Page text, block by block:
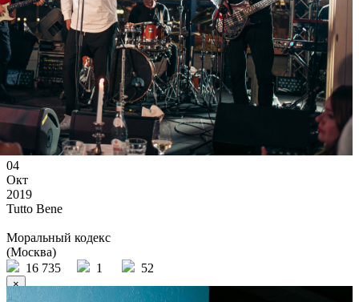
04
Окт
2019
Tutto Bene
Моральный кодекс
(Москва)
16 735
1 52
×